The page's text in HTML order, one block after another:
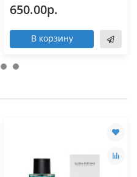
650.00р.
В корзину